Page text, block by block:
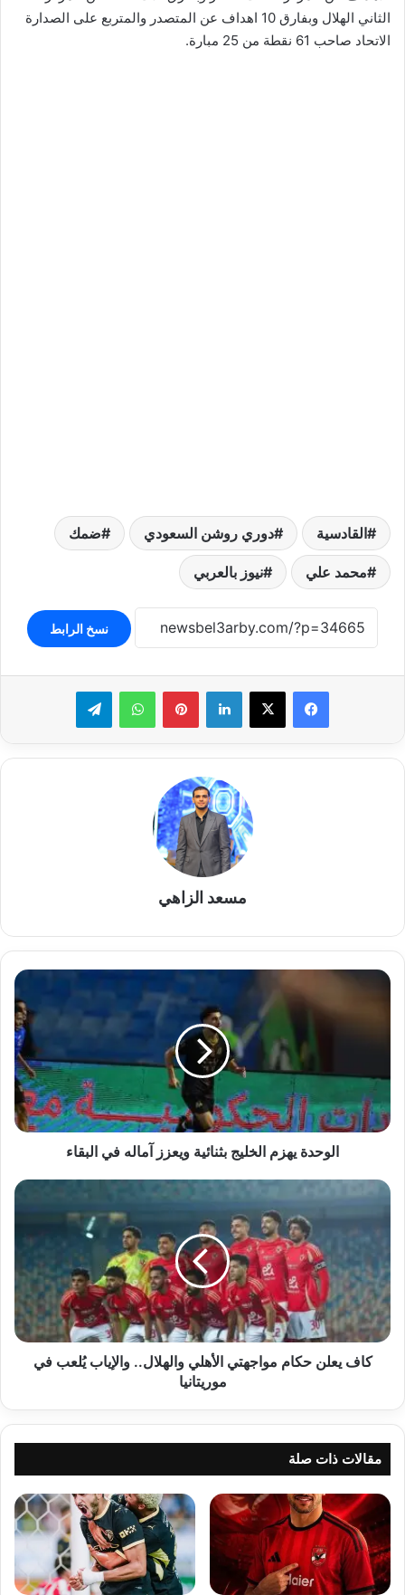
الثاني الهلال وبفارق 10 اهداف عن المتصدر والمتربع على الصدارة
الاتحاد صاحب 61 نقطة من 25 مبارة.
القادسية دوري روشن السعودي ضمك
محمد علي نيوز بالعربي
نسخ الرابط
لينكدإن بينتيريستواتساب تيلقرام
مسعد الزاهي
الوحدة
البقاء
الوحدة يهزم الخليج بثنائية ويعزز آماله في البقاء
كاف
مواجهتي
الأهلي
والهلال..
والإياب
يُلعب
في
موريتانيا
كاف يعلن حكام مواجهتي الأهلي والهلال.. والإياب يُلعب في
موريتانيا
مقالات ذات صلة